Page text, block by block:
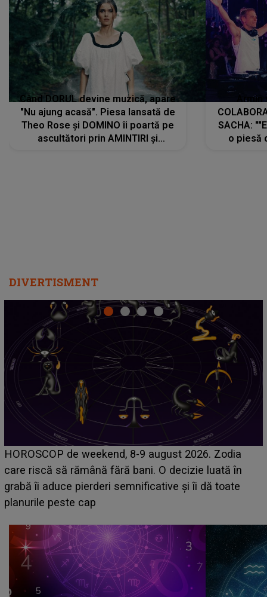
Când DORUL devine muzică, apare
"Nu ajung acasă". Piesa lansată de
Theo Rose și DOMINO îi poartă pe
ascultători prin AMINTIRI și
SACHA:
o piesă
DIVERTISMENT
Emanuel a ținut ACEST DETALIU ASCUNS până
acum! În fața Alexandrei, concurentul din Casa Iubirii
face o MĂRTURISIRE NEAȘTEPTATĂ despre mama
sa: "I-am spus și ei în față, eu nu te iubesc pentru